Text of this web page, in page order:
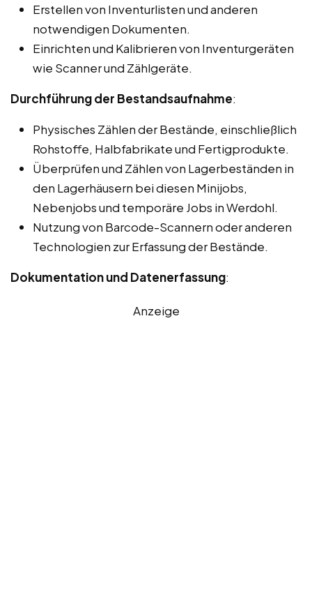
Erstellen von Inventurlisten und anderen
notwendigen Dokumenten.
Einrichten und Kalibrieren von Inventurgeräten
wie Scanner und Zählgeräte.
Durchführung der Bestandsaufnahme:
Physisches Zählen der Bestände, einschließlich
Rohstoffe, Halbfabrikate und Fertigprodukte.
Überprüfen und Zählen von Lagerbeständen in
den Lagerhäusern bei diesen Minijobs,
Nebenjobs und temporäre Jobs in Werdohl.
Nutzung von Barcode-Scannern oder anderen
Technologien zur Erfassung der Bestände.
Dokumentation und Datenerfassung:
Anzeige